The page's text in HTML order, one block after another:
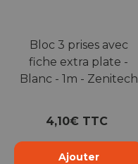
Bloc 3 prises avec
fiche extra plate -
Blanc - 1m - Zenitech
4,10€ TTC
Ajouter